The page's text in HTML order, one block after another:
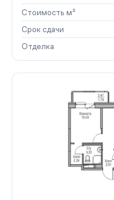
Стоимость м²
Срок сдачи
Отделка